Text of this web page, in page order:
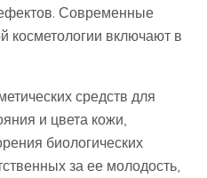
Современные
косметологии включают в
средств для
и цвета кожи,
биологических
за ее молодость,